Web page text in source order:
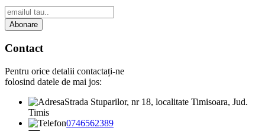
Abonare
Contact
Pentru orice detalii contactați-ne
folosind datele de mai jos:
Strada Stuparilor, nr 18, localitate Timisoara, Jud.
Timis
0746562389